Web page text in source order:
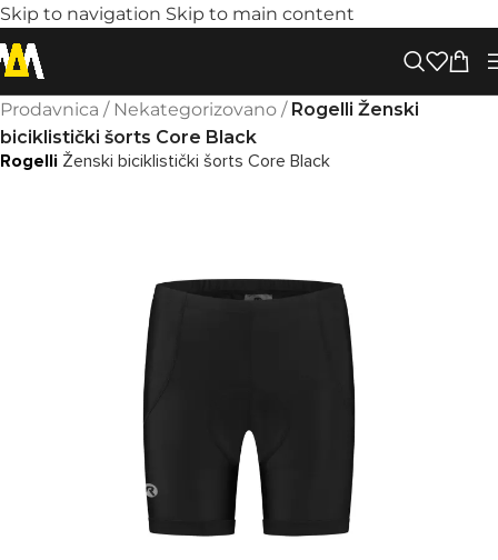
Skip to navigation Skip to main content
Prodavnica / Nekategorizovano / Rogelli Ženski
biciklistički šorts Core Black
Rogelli Ženski biciklistički šorts Core Black